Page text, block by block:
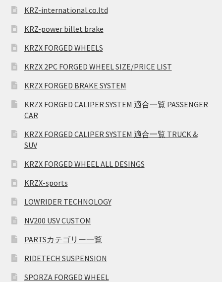
KRZ-international.co.ltd
KRZ-power billet brake
KRZX FORGED WHEELS
KRZX 2PC FORGED WHEEL SIZE/PRICE LIST
KRZX FORGED BRAKE SYSTEM
KRZX FORGED CALIPER SYSTEM 適合一覧 PASSENGER
CAR
KRZX FORGED CALIPER SYSTEM 適合一覧 TRUCK &
SUV
KRZX FORGED WHEEL ALL DESINGS
KRZX-sports
LOWRIDER TECHNOLOGY
NV200 USV CUSTOM
PARTSカテゴリー一覧
RIDETECH SUSPENSION
SPORZA FORGED WHEEL